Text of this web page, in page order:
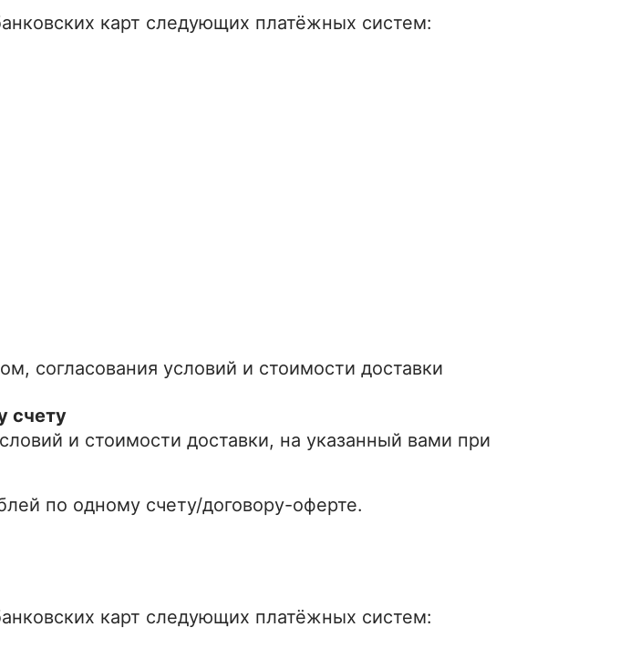
карт следующих платёжных систем:
согласования условий и стоимости доставки
счету
и стоимости доставки, на указанный вами при
по одному счету/договору-оферте.
карт следующих платёжных систем: